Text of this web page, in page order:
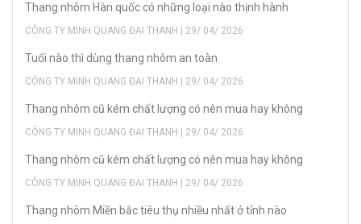
Thang nhôm Hàn quốc có những loại nào thịnh hành
CÔNG TY MINH QUANG ĐẠI THANH | 29/ 04/ 2026
Tuổi nào thì dùng thang nhôm an toàn
CÔNG TY MINH QUANG ĐẠI THANH | 29/ 04/ 2026
Thang nhôm cũ kém chất lượng có nên mua hay không
CÔNG TY MINH QUANG ĐẠI THANH | 29/ 04/ 2026
Thang nhôm cũ kém chất lượng có nên mua hay không
CÔNG TY MINH QUANG ĐẠI THANH | 29/ 04/ 2026
Thang nhôm Miền bắc tiêu thụ nhiều nhất ở tỉnh nào